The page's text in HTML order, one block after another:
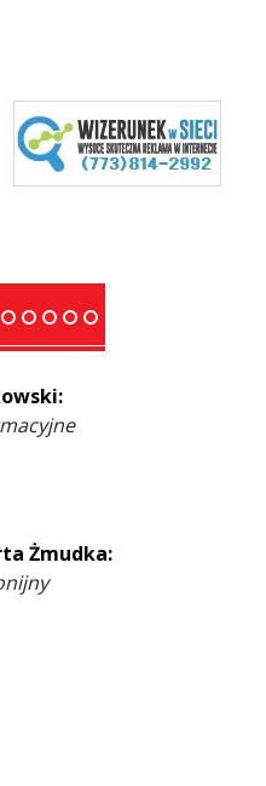
Żmudka: